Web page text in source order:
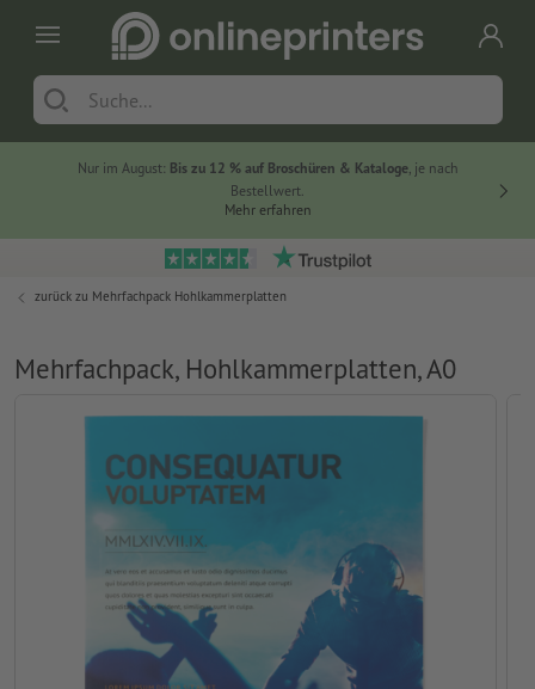
Nur im August: Bis zu 12 % auf Broschüren & Kataloge, je nach
Bestellwert.
Mehr erfahren
zurück zu Mehrfachpack Hohlkammerplatten
Mehrfachpack, Hohlkammerplatten, A0